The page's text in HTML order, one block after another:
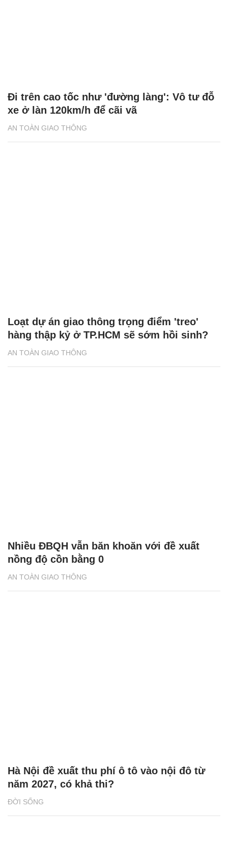
AN TOÀN GIAO THÔNG
Đi trên cao tốc như 'đường làng': Vô tư đỗ
xe ở làn 120km/h để cãi vã
AN TOÀN GIAO THÔNG
Loạt dự án giao thông trọng điểm 'treo'
hàng thập kỷ ở TP.HCM sẽ sớm hồi sinh?
AN TOÀN GIAO THÔNG
Nhiều ĐBQH vẫn băn khoăn với đề xuất
nồng độ cồn bằng 0
ĐỜI SỐNG
Hà Nội đề xuất thu phí ô tô vào nội đô từ
năm 2027, có khả thi?